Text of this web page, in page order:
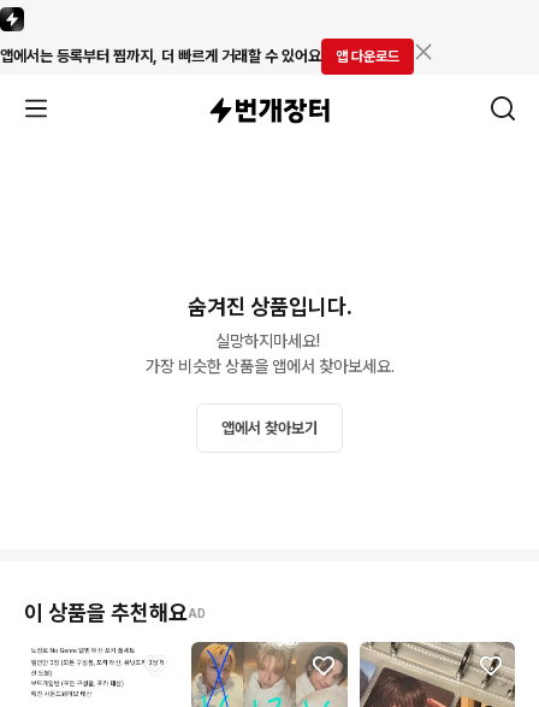
앱에서는 등록부터 찜까지, 더 빠르게 거래할 수 있어요 앱 다운로드
숨겨진 상품입니다.
실망하지마세요!
가장 비슷한 상품을 앱에서 찾아보세요.
앱에서 찾아보기
이 상품을 추천해요AD